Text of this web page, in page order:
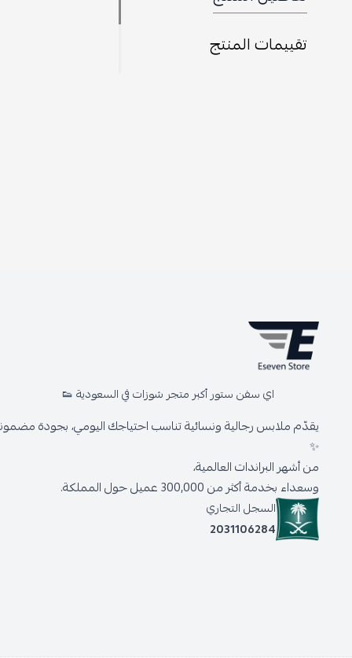
تقييمات المنتج
اي سفن ستور أكبر متجر شوزات في السعودية 👟
يقدّم ملابس رجالية ونسائية تناسب احتياجك اليومي، بجودة
✨
من أشهر البراندات العالمية،
وسعداء بخدمة أكثر من 300,000 عميل حول المملكة.
السجل التجاري
2031106284